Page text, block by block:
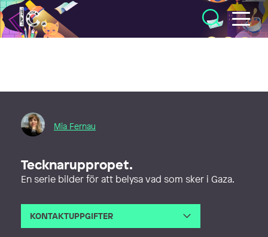
Illustratörcentrum
Mia Fernau
Tecknaruppropet.
En serie bilder för att belysa vad som sker i Gaza.
KONTAKTUPPGIFTER